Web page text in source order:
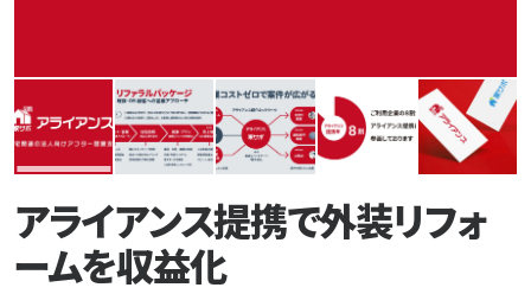
アライアンス提携で外装リフォ
ームを収益化